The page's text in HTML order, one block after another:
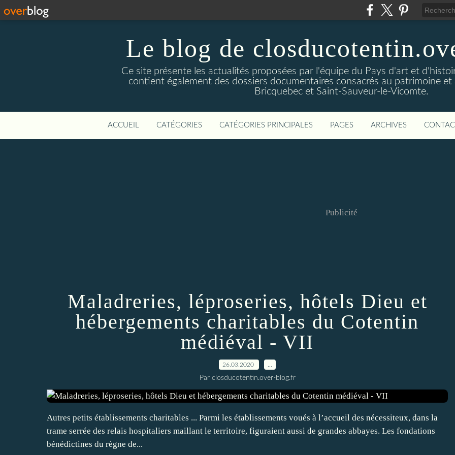
Le blog de
Ce site présente les actualités proposées par l'équipe du Pays d'art et
contient également des dossiers documentaires consacrés au patrimoine et
Bricquebec et Saint-Sauveur-le-Vicomte.
ACCUEIL CATÉGORIES CATÉGORIES PRINCIPALES PAGES ARCHIVES
Publicité
Maladreries, léproseries, hôtels Dieu et
hébergements charitables du Cotentin
médiéval - VII
26.03.2020
Par closducotentin.over-blog.fr
Autres petits établissements charitables ... Parmi les établissements voués à l’accueil des nécessiteux, dans la
trame serrée des relais hospitaliers maillant le territoire, figuraient aussi de grandes abbayes. Les fondations
bénédictines du règne de...